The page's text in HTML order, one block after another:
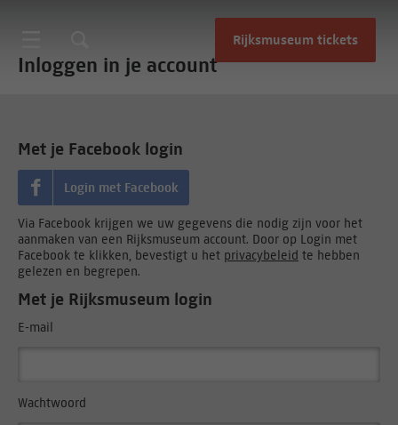
Rijksmuseum tickets
Inloggen in je account
Met je Facebook login
Login met Facebook
Via Facebook krijgen we uw gegevens die nodig zijn voor het
aanmaken van een Rijksmuseum account. Door op Login met
Facebook te klikken, bevestigt u het privacybeleid te hebben
gelezen en begrepen.
Met je Rijksmuseum login
E-mail
Wachtwoord